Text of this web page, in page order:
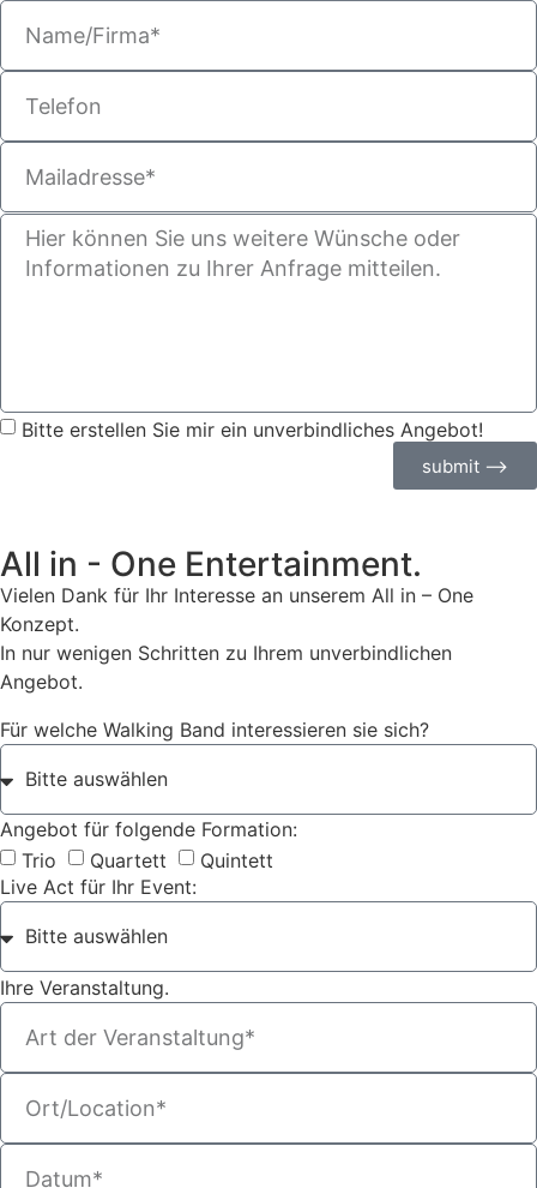
Bitte erstellen Sie mir ein unverbindliches Angebot!
submit ⟶
All in - One Entertainment.
Vielen Dank für Ihr Interesse an unserem All in – One
Konzept.
In nur wenigen Schritten zu Ihrem unverbindlichen
Angebot.
Für welche Walking Band interessieren sie sich?
Angebot für folgende Formation:
Trio
Quartett
Quintett
Live Act für Ihr Event:
Ihre Veranstaltung.